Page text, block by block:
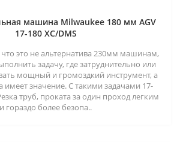
машина Milwaukee 180 мм AGV
17-180 XC/DMS
это не альтернатива 230мм машинам,
задачу, где затруднительно или
мощный и громоздкий инструмент, а
имеет значение. С такими задачами 17-
труб, проката за один проход легким
и гораздо более безопа..